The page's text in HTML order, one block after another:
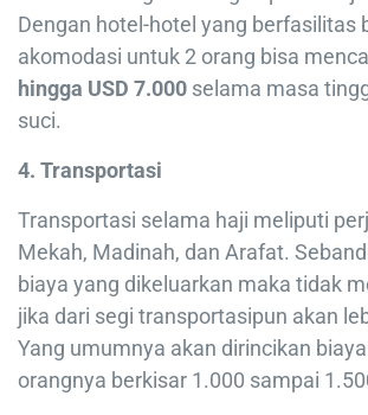
Dengan hotel-hotel yang berfasilitas
akomodasi untuk 2 orang bisa
hingga USD 7.000 selama masa
suci.
4. Transportasi
Transportasi selama haji meliputi
Mekah, Madinah, dan Arafat.
biaya yang dikeluarkan maka tidak
jika dari segi transportasipun akan
Yang umumnya akan dirincikan
orangnya berkisar 1.000 sampai